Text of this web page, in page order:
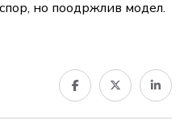
но поодржлив модел.